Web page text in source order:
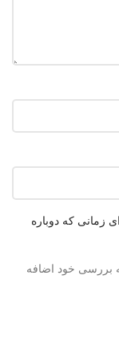
زمانی که دوباره
بررسی خود اضافه